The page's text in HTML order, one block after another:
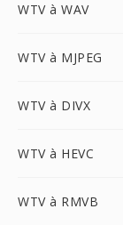
WTV à WAV
WTV à MJPEG
WTV à DIVX
WTV à HEVC
WTV à RMVB